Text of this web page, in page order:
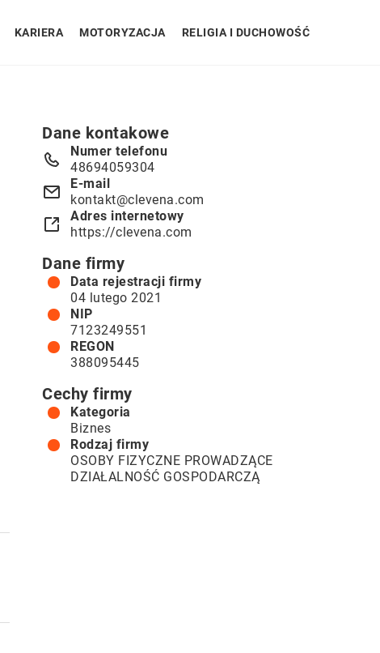
KARIERA MOTORYZACJA RELIGIA I DUCHOWOŚĆ
Dane kontakowe
Numer telefonu
48694059304
E-mail
kontakt@clevena.com
Adres internetowy
https://clevena.com
Dane firmy
Data rejestracji firmy
04 lutego 2021
NIP
7123249551
REGON
388095445
Cechy firmy
Kategoria
Biznes
Rodzaj firmy
OSOBY FIZYCZNE PROWADZĄCE
DZIAŁALNOŚĆ GOSPODARCZĄ